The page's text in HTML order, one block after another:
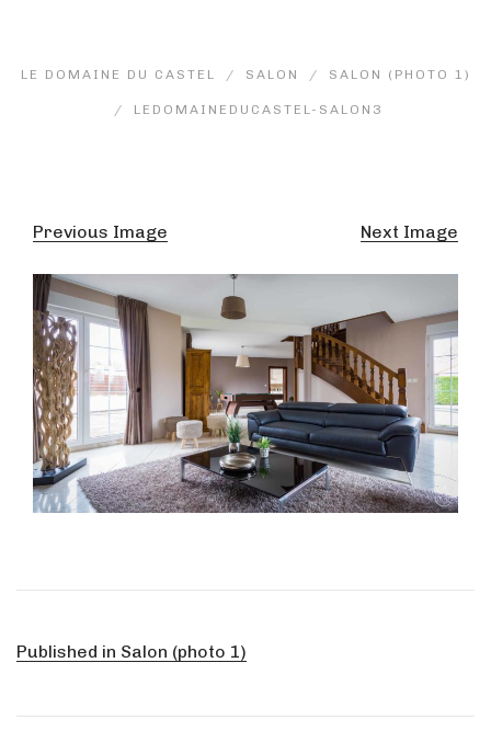
LE DOMAINE DU CASTEL SALON SALON (PHOTO 1)
LEDOMAINEDUCASTEL-SALON3
Previous Image Next Image
Published in Salon (photo 1)